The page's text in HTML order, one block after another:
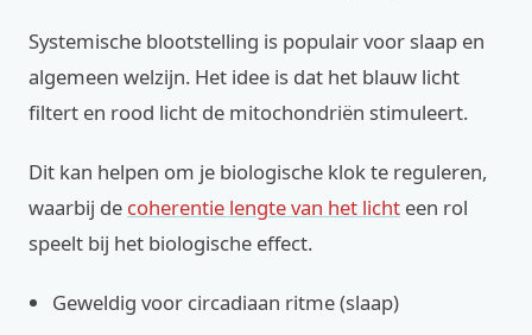
Systemische blootstelling is populair voor slaap en
algemeen welzijn. Het idee is dat het blauw licht
filtert en rood licht de mitochondriën stimuleert.
Dit kan helpen om je biologische klok te reguleren,
waarbij de coherentie lengte van het licht een rol
speelt bij het biologische effect.
Geweldig voor circadiaan ritme (slaap)